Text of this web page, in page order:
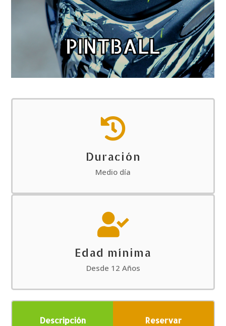

Duración
Medio día

Edad mínima
Desde 12 Años
Descripción Reservar